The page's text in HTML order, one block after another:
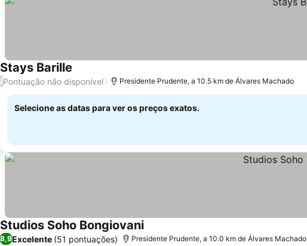
Stays Barille Ver preços
/Pontuação não disponível Presidente Prudente, a 10.5 km de Álvares Machado
Selecione as datas para ver os preços exatos.
Studios Soho BongiovaniVer preços
8,9Excelente (51 pontuações) Presidente Prudente, a 10.0 km de Álvares Machado